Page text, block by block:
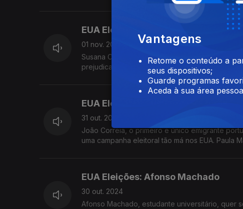
EUA Eleições: Entrevista Susana
01 nov. 2024
Susana Cerqueira, cientista, com uma década
prejudicada por politicas foi com Trump. Paula
EUA Eleições: João Correia
31 out. 2024
João Correia, o primeiro e único emigrante
uma campanha eleitoral tão má nos EUA. Paula
EUA Eleições: Afonso Machado
30 out. 2024
Afonso Machado, estudante universitário, quer
Vantagens
Retome o conteúdo a
seus dispositivos;
Guarde programas
Aceda à sua área